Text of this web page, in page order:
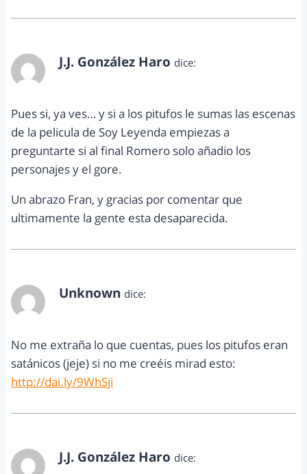
J.J. González Haro dice:
Pues si, ya ves… y si a los pitufos le sumas las escenas
de la pelicula de Soy Leyenda empiezas a
preguntarte si al final Romero solo añadio los
personajes y el gore.
Un abrazo Fran, y gracias por comentar que
ultimamente la gente esta desaparecida.
Unknown dice:
No me extraña lo que cuentas, pues los pitufos eran
satánicos (jeje) si no me creéis mirad esto:
http://dai.ly/9WhSji
J.J. González Haro dice: